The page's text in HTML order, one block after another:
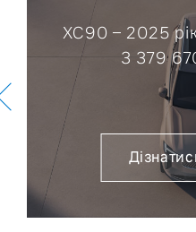
XC90 – 2025
3 379